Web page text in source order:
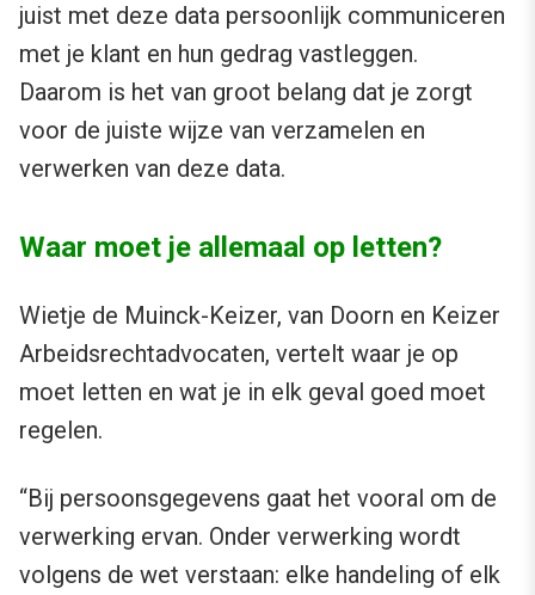
juist met deze data persoonlijk communiceren
met je klant en hun gedrag vastleggen.
Daarom is het van groot belang dat je zorgt
voor de juiste wijze van verzamelen en
verwerken van deze data.
Waar moet je allemaal op letten?
Wietje de Muinck-Keizer, van Doorn en Keizer
Arbeidsrechtadvocaten, vertelt waar je op
moet letten en wat je in elk geval goed moet
regelen.
“Bij persoonsgegevens gaat het vooral om de
verwerking ervan. Onder verwerking wordt
volgens de wet verstaan: elke handeling of elk